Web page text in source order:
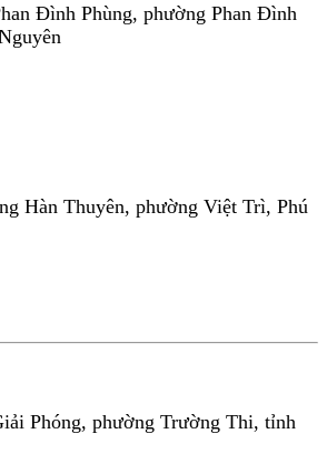
Đình Phùng, phường Phan Đình
Hàn Thuyên, phường Việt Trì, Phú
Phóng, phường Trường Thi, tỉnh